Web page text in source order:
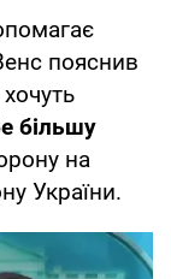
пояснив
більшу
на
України.